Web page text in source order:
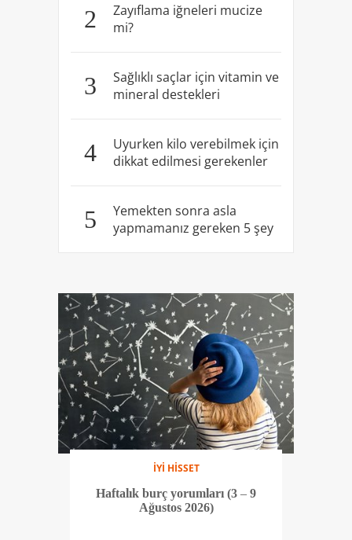
2
Zayıflama iğneleri mucize
mi?
3
Sağlıklı saçlar için vitamin ve
mineral destekleri
4
Uyurken kilo verebilmek için
dikkat edilmesi gerekenler
5
Yemekten sonra asla
yapmamanız gereken 5 şey
İYİ HİSSET
Haftalık burç yorumları (3 – 9
Ağustos 2026)